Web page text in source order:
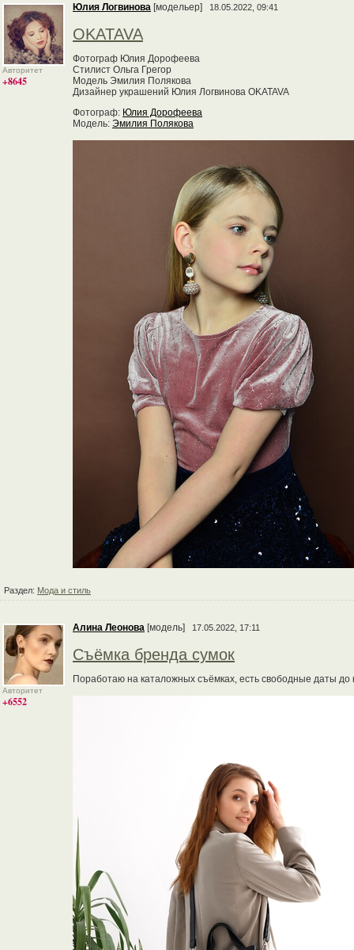
Авторитет
+8645
Юлия Логвинова [модельер] 18.05.2022, 09:41
OKATAVA
Фотограф Юлия Дорофеева
Стилист Ольга Грегор
Модель Эмилия Полякова
Дизайнер украшений Юлия Логвинова OKATAVA
Фотограф: Юлия Дорофеева
Модель: Эмилия Полякова
Раздел: Мода и стиль
Авторитет
+6552
Алина Леонова [модель] 17.05.2022, 17:11
Съёмка бренда сумок
Поработаю на каталожных съёмках, есть свободные даты до